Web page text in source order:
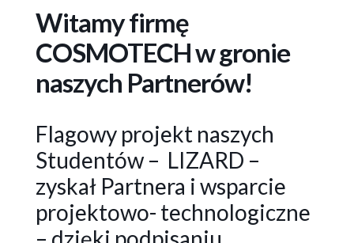
Witamy firmę
COSMOTECH w gronie
naszych Partnerów!
Flagowy projekt naszych
Studentów – LIZARD –
zyskał Partnera i wsparcie
projektowo- technologiczne